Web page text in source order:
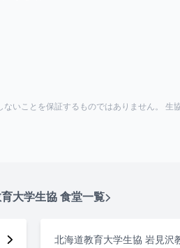
いことを保証するものではありません。 生
大学生協 食堂一覧
北海道教育大学生協 岩見沢